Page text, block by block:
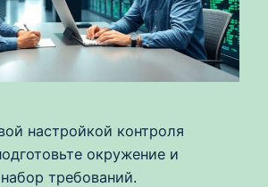
настройкой контроля
окружение и
требований.